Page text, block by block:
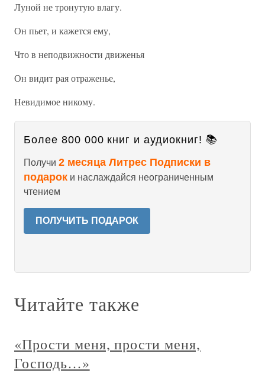
Луной не тронутую влагу.
Он пьет, и кажется ему,
Что в неподвижности движенья
Он видит рая отраженье,
Невидимое никому.
Более 800 000 книг и аудиокниг! 📚
Получи 2 месяца Литрес Подписки в
подарок и наслаждайся неограниченным
чтением
ПОЛУЧИТЬ ПОДАРОК
Читайте также
«Прости меня, прости меня,
Господь…»